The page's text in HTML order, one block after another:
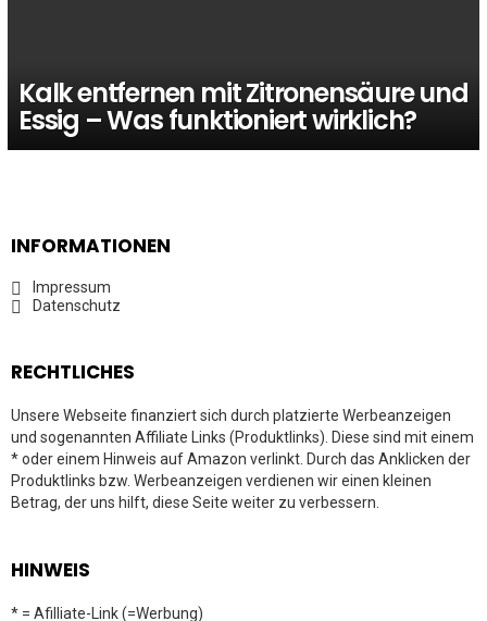
Kalk entfernen mit Zitronensäure und
Essig – Was funktioniert wirklich?
INFORMATIONEN
Impressum
Datenschutz
RECHTLICHES
Unsere Webseite finanziert sich durch platzierte Werbeanzeigen
und sogenannten Affiliate Links (Produktlinks). Diese sind mit einem
* oder einem Hinweis auf Amazon verlinkt. Durch das Anklicken der
Produktlinks bzw. Werbeanzeigen verdienen wir einen kleinen
Betrag, der uns hilft, diese Seite weiter zu verbessern.
HINWEIS
* = Afilliate-Link (=Werbung)